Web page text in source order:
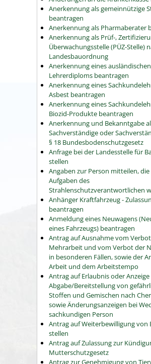
Anerkennung als gemeinnützige
beantragen
Anerkennung als Pharmaberater
Anerkennung als Prüf-,
Überwachungsstelle (PÜZ-Stelle)
Landesbauordnung
Anerkennung eines ausländischen
Lehrerdiploms beantragen
Anerkennung eines
Asbest beantragen
Anerkennung eines
Biozid-Produkte beantragen
Anerkennung und Bekanntgabe
Sachverständige oder
§ 18 Bundesbodenschutzgesetz
Anfrage bei der Landesstelle für
stellen
Angaben zur Person mitteilen, die
Aufgaben des
Strahlenschutzverantwortlichen
Anhänger Kraftfahrzeug -
beantragen
Anmeldung eines Neuwagens
eines Fahrzeugs) beantragen
Antrag auf Ausnahme vom
Mehrarbeit und vom Verbot der
in besonderen Fällen, sowie der
Arbeit und dem Arbeitstempo
Antrag auf Erlaubnis oder
Abgabe/Bereitstellung von
Stoffen und Gemischen nach
sowie Änderungsanzeigen bei
sachkundigen Person
Antrag auf Weiterbewilligung von
stellen
Antrag auf Zulassung zur
Mutterschutzgesetz
Antrag zur Genehmigung von